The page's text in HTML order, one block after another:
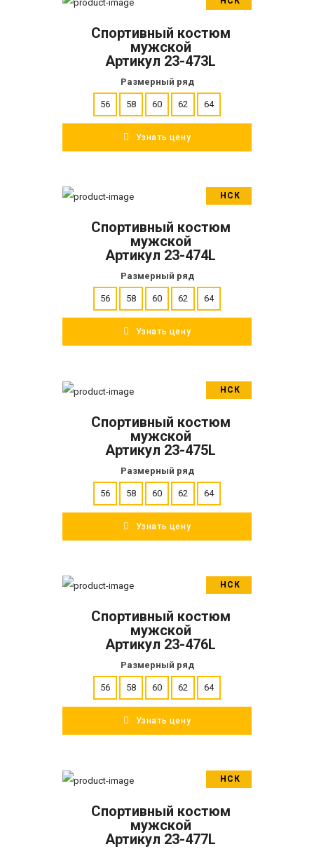
ПОДРОБНЕЕ
Спортивный костюм
мужской
Артикул 23-473L
Размерный ряд
56 58 60 62 64
Узнать цену
НСК
ПОДРОБНЕЕ
Спортивный костюм
мужской
Артикул 23-474L
Размерный ряд
56 58 60 62 64
Узнать цену
НСК
ПОДРОБНЕЕ
Спортивный костюм
мужской
Артикул 23-475L
Размерный ряд
56 58 60 62 64
Узнать цену
НСК
ПОДРОБНЕЕ
Спортивный костюм
мужской
Артикул 23-476L
Размерный ряд
56 58 60 62 64
Узнать цену
НСК
ПОДРОБНЕЕ
Спортивный костюм
мужской
Артикул 23-477L